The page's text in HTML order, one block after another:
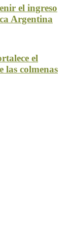
el ingreso
Argentina
el
las colmenas